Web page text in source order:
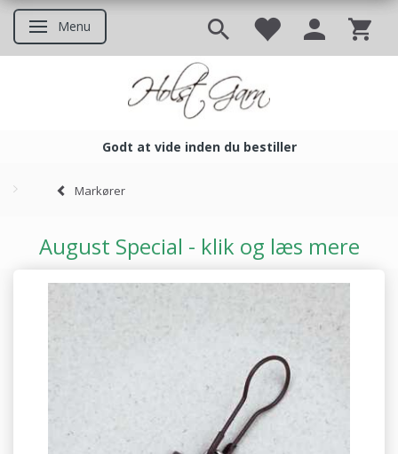
Skifte navigation
Menu
Godt at vide inden du bestiller
Markører
August Special - klik og læs mere